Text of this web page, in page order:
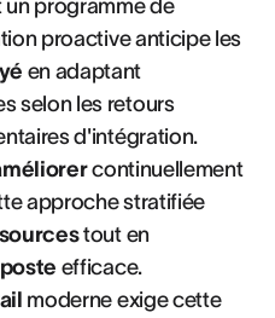
programme de
proactive anticipe les
en adaptant
selon les retours
d'intégration.
continuellement
approche stratifiée
tout en
efficace.
moderne exige cette